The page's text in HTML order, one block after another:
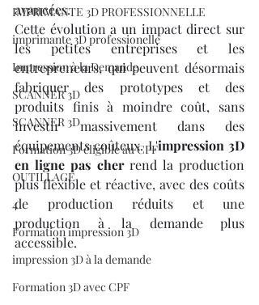
IMPRIMANTE 3D PROFESSIONNELLE
imprimante 3D professionelle
Impression à la Demande
SCANNER 3D
SCANNER 3D
Formation 3D éligible au CPF
OUTILLAGE
4
Formation impression 3D
impression 3D à la demande
Formation 3D avec CPF
avancées.
Cette évolution a un impact direct sur
les petites entreprises et les
entrepreneurs, qui peuvent désormais
fabriquer des prototypes et des
produits finis à moindre coût, sans
investir massivement dans des
équipements coûteux. L'impression 3D
en ligne pas cher rend la production
plus flexible et réactive, avec des coûts
de production réduits et une
production à la demande plus
accessible.